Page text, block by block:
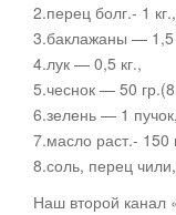
2.перец болг.- 1 кг.,
3.баклажаны — 1,5
4.лук — 0,5 кг.,
5.чеснок — 50 гр.(8
6.зелень — 1 пучок,
7.масло раст.- 150
8.соль, перец
Наш второй канал